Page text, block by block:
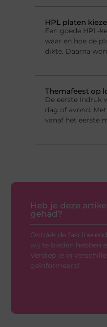
HPL platen
Een goede HPL-
waar en hoe de
dikte. Daarna
Themafeest op
De eerste indruk
dag of avond.
vanaf het eerste
Heb je deze
gehad?
Ontdek de
wij te bieden hebben
Verdiep je in
geïnformeerd!